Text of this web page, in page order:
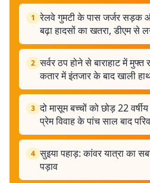
1 रेलवे गुमटी के पास जर्जर सड़क
बढ़ा हादसों का खतरा, डीएम से
2 सर्वर ठप होने से बाराहाट में मुफ्त
कतार में इंतजार के बाद खाली
3 दो मासूम बच्चों को छोड़ 22
प्रेम विवाह के पांच साल बाद
4 सुइया पहाड़: कांवर यात्रा का
पड़ाव